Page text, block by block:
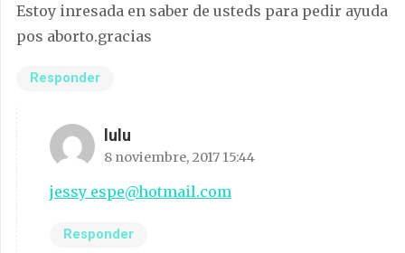
Estoy inresada en saber de usteds para pedir ayuda
pos aborto.gracias
Responder
lulu
8 noviembre, 2017 15:44
jessy_espe@hotmail.com
Responder